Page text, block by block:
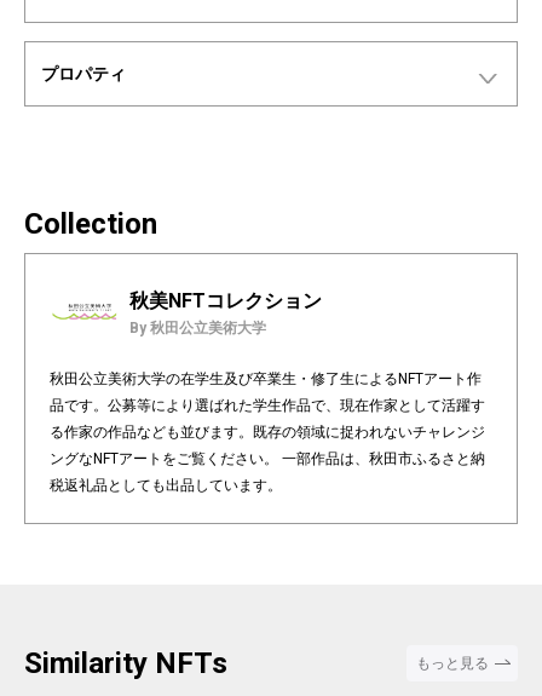
プロパティ
Collection
秋美NFTコレクション
By 秋田公立美術大学
秋田公立美術大学の在学生及び卒業生・修了生によるNFTアート作
品です。公募等により選ばれた学生作品で、現在作家として活躍す
る作家の作品なども並びます。既存の領域に捉われないチャレンジ
ングなNFTアートをご覧ください。 一部作品は、秋田市ふるさと納
税返礼品としても出品しています。
Similarity NFTs もっと見る